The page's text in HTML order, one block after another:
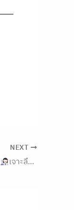
NEXT
เจาะลึกแหล่งทุนสตาร์ทอัพ และต่อยอดงานวิจัยสู่ตลาด